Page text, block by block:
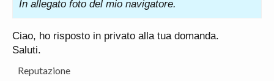
In allegato foto del mio navigatore.
Ciao, ho risposto in privato alla tua domanda.
Saluti.
Reputazione